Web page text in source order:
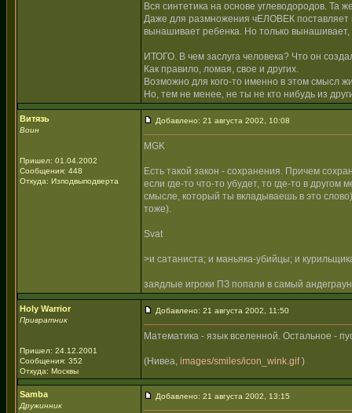
Вся синтетика на основе углеводородов. Та
Даже для размножения чЕЛОВЕК поставляет
вынашивает ребенка. Но только вынашивает,
ИТОГО. В чем заслуга человека? Что он
Как правило, ломая, свое и других.
Возможно для кого-то именно в этом смысл
Но, тем не менее, не ты не кто нибудь из
Витязь
Воин
Пришел: 01.04.2002
Сообщения: 448
Откуда: Изподвыподверта
Добавлено: 21 августа 2002, 10:08
MGK
Есть такой закон - сохранения. Причем
если где-то что-то убудет, то где-то в
смысле, который ты вкладываешь в это
тоже).
Svat
>и сатаниста; и маньяка-убийцы; и
заядлые игроки ПЗ попали в самый
Holy Warrior
Привратник
Пришел: 24.12.2001
Сообщения: 352
Откуда: Москвы
Добавлено: 21 августа 2002, 11:50
Математика - язык вселенной. Остальное -
(Нивеа, images/smiles/icon_wink.gif)
Samba
Дружинник
Добавлено: 21 августа 2002, 13:15